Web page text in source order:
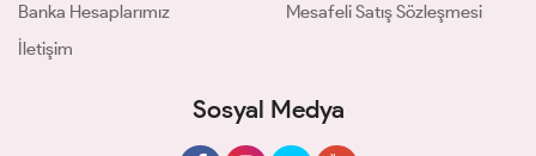
Banka Hesaplarımız
İletişim
Mesafeli Satış Sözleşmesi
Sosyal Medya